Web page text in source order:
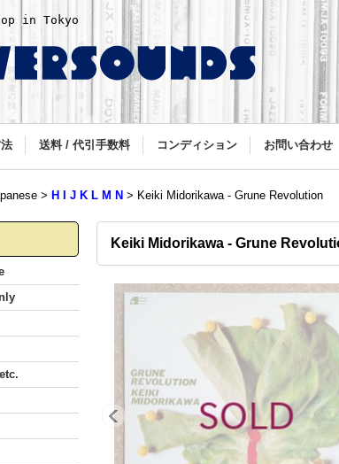
in Tokyo
送料 / 代引手数料 コンディション お問い合わせ
> H I J K L M N > Keiki Midorikawa - Grune Revolution
Keiki Midorikawa - Grune